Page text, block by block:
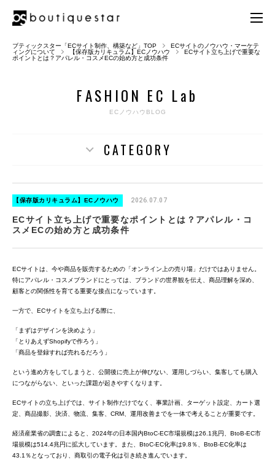
ブティックスター「ECサイト制作、構築など」TOP
ECサイトのノウハウ・マーケテ
ィングについて
【保存版カリキュラム】ECノウハウ
ECサイト立ち上げで重要な
ポイントとは？アパレル・コスメECの始め方と成功条件
FASH IO N E C Lab
ECノウハウBLOG
【保存版カリキュラム】ECノウハウ 2026.07.07
ECサイト立ち上げで重要なポイントとは？アパレル・コ
スメECの始め方と成功条件
ECサイトは、今や商品を販売するための「オンライン上の売り場」だけではありません。
特にアパレル・コスメブランドにとっては、ブランドの世界観を伝え、商品理解を深め、
顧客との関係性を育てる重要な接点になっています。
一方で、ECサイトを立ち上げる際に、
「まずはデザインを決めよう」
「とりあえずShopifyで作ろう」
「商品を登録すれば売れるだろう」
という進め方をしてしまうと、公開後に売上が伸びない、運用しづらい、集客しても購入
につながらない、といった課題が起きやすくなります。
ECサイトの立ち上げでは、サイト制作だけでなく、事業計画、ターゲット設定、カート選
定、商品撮影、決済、物流、集客、CRM、運用改善までを一体で考えることが重要です。
経済産業省の調査によると、2024年の日本国内BtoC-EC市場規模は26.1兆円、BtoB-EC市
場規模は514.4兆円に拡大しています。また、BtoC-EC化率は9.8％、BtoB-EC化率は
43.1％となっており、商取引の電子化は引き続き進んでいます。
CATEGORY